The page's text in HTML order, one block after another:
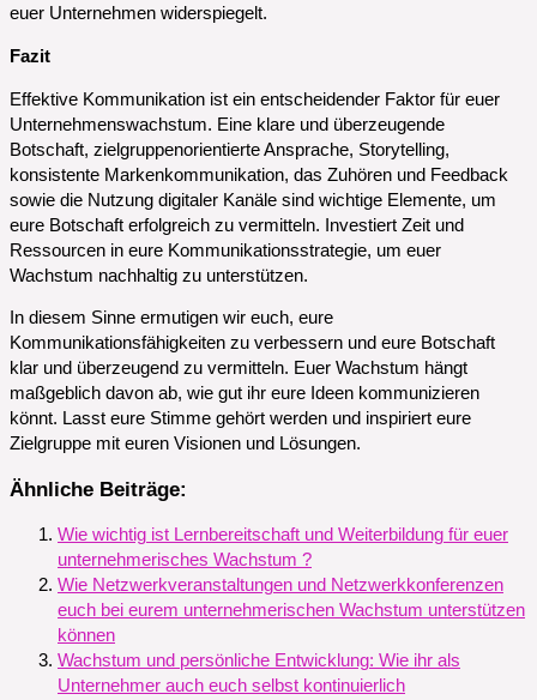
euer Unternehmen widerspiegelt.
Fazit
Effektive Kommunikation ist ein entscheidender Faktor für euer
Unternehmenswachstum. Eine klare und überzeugende
Botschaft, zielgruppenorientierte Ansprache, Storytelling,
konsistente Markenkommunikation, das Zuhören und Feedback
sowie die Nutzung digitaler Kanäle sind wichtige Elemente, um
eure Botschaft erfolgreich zu vermitteln. Investiert Zeit und
Ressourcen in eure Kommunikationsstrategie, um euer
Wachstum nachhaltig zu unterstützen.
In diesem Sinne ermutigen wir euch, eure
Kommunikationsfähigkeiten zu verbessern und eure Botschaft
klar und überzeugend zu vermitteln. Euer Wachstum hängt
maßgeblich davon ab, wie gut ihr eure Ideen kommunizieren
könnt. Lasst eure Stimme gehört werden und inspiriert eure
Zielgruppe mit euren Visionen und Lösungen.
Ähnliche Beiträge:
Wie wichtig ist Lernbereitschaft und Weiterbildung für euer
unternehmerisches Wachstum ?
Wie Netzwerkveranstaltungen und Netzwerkkonferenzen
euch bei eurem unternehmerischen Wachstum unterstützen
können
Wachstum und persönliche Entwicklung: Wie ihr als
Unternehmer auch euch selbst kontinuierlich